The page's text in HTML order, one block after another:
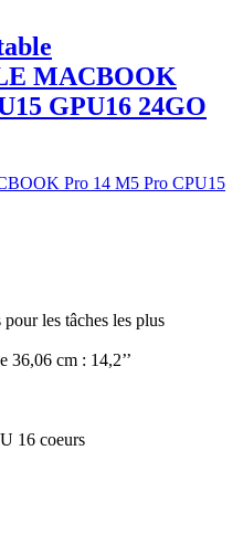
MACBOOK
GPU16 24GO
les tâches les plus
cm : 14,2’’
16 coeurs